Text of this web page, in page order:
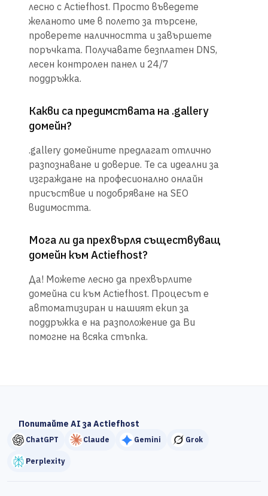
лесно с Actiefhost. Просто въведете
желаното име в полето за търсене,
проверете наличността и завършете
поръчката. Получавате безплатен DNS,
лесен контролен панел и 24/7
поддръжка.
Какви са предимствата на .gallery
домейн?
.gallery домейните предлагат отлично
разпознаване и доверие. Те са идеални за
изграждане на професионално онлайн
присъствие и подобряване на SEO
видимостта.
Мога ли да прехвърля съществуващ
домейн към Actiefhost?
Да! Можете лесно да прехвърлите
домейна си към Actiefhost. Процесът е
автоматизиран и нашият екип за
поддръжка е на разположение да Ви
помогне на всяка стъпка.
Попитайте AI за Actiefhost
ChatGPT Claude Gemini Grok
Perplexity